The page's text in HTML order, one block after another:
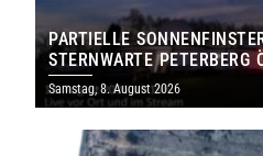
PARTIELLE
STERNWARTE PETERBERG
IHRE TORE
Samstag, 8. August 2026